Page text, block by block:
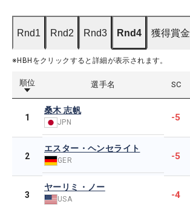
Rnd1 Rnd2 Rnd3 Rnd4 獲得賞金
※HBHをクリックすると詳細が表示されます。
順位 選手名 SC
1
桑木 志帆
JPN -5
2
エスター・ヘンセライト
GER -5
3
ヤーリミ・ノー
USA -4